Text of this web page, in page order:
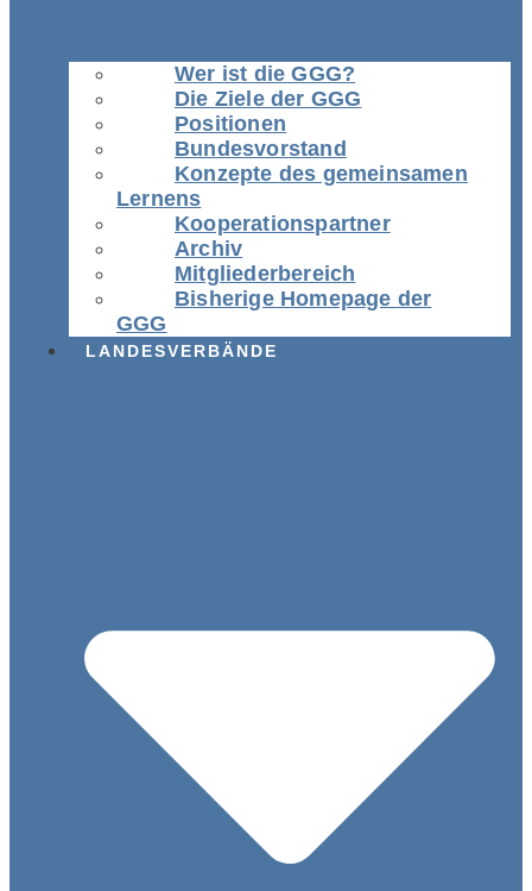
Wer ist die GGG?
Die Ziele der GGG
Positionen
Bundesvorstand
Konzepte des gemeinsamen
Lernens
Kooperationspartner
Archiv
Mitgliederbereich
Bisherige Homepage der
GGG
LANDESVERBÄNDE